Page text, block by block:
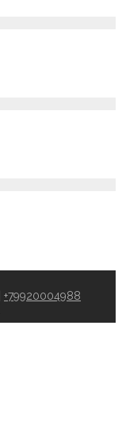
+79920004988